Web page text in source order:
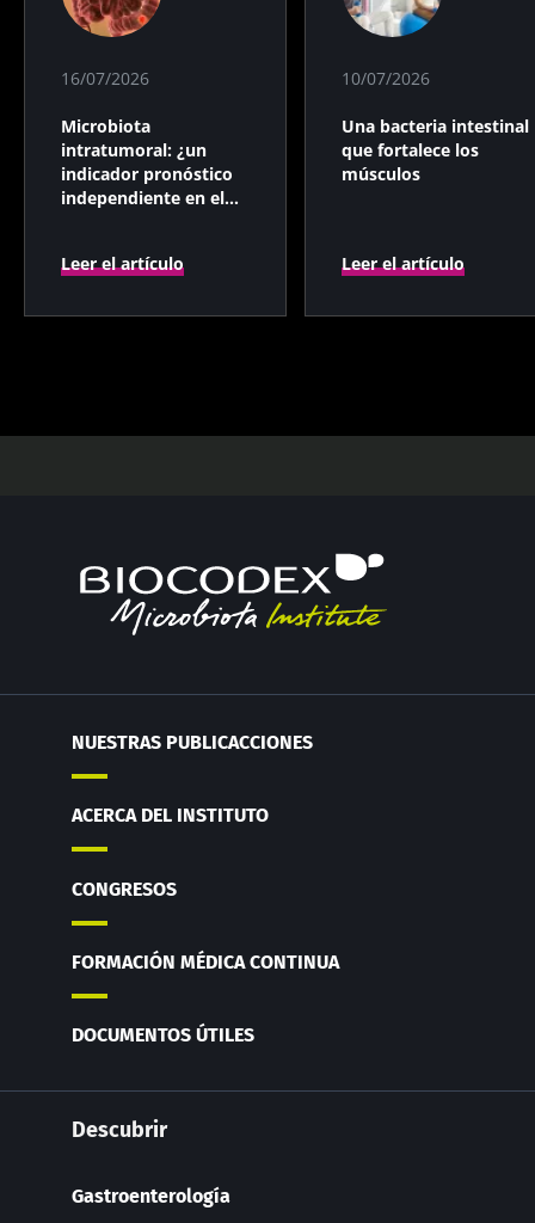
16/07/2026
Microbiota
intratumoral: ¿un
indicador pronóstico
independiente en el
Leer el artículo
10/07/2026
Una bacteria intestinal
que fortalece los
músculos
Leer el artículo
NUESTRAS PUBLICACCIONES
ACERCA DEL INSTITUTO
CONGRESOS
FORMACIÓN MÉDICA CONTINUA
DOCUMENTOS ÚTILES
Descubrir
Gastroenterología